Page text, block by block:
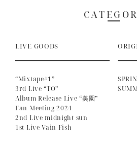
LIVE GOODS
“Mixtape#1”
3rd Live “TO”
Album Release Live “美園”
Fan Meeting 2024
2nd Live midnight sun
1st Live Vain Fish